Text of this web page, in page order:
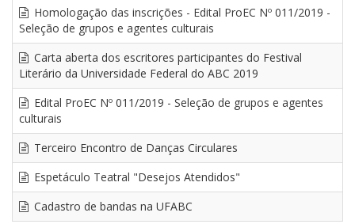
Homologação das inscrições - Edital ProEC Nº 011/2019 -
Seleção de grupos e agentes culturais
Carta aberta dos escritores participantes do Festival
Literário da Universidade Federal do ABC 2019
Edital ProEC Nº 011/2019 - Seleção de grupos e agentes
culturais
Terceiro Encontro de Danças Circulares
Espetáculo Teatral "Desejos Atendidos"
Cadastro de bandas na UFABC